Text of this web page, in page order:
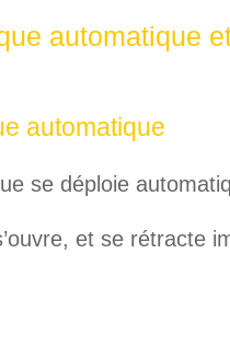
automatique
automatique
se déploie
et se rétracte